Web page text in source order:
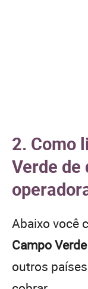
2. Como
Verde
Abaixo você
Campo Verde
outros